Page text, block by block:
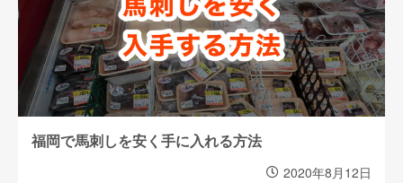
福岡で馬刺しを安く手に入れる方法
2020年8月12日